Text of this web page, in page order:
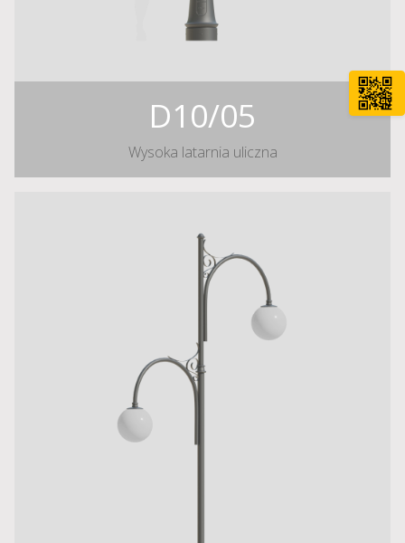
D10/05
Wysoka latarnia uliczna